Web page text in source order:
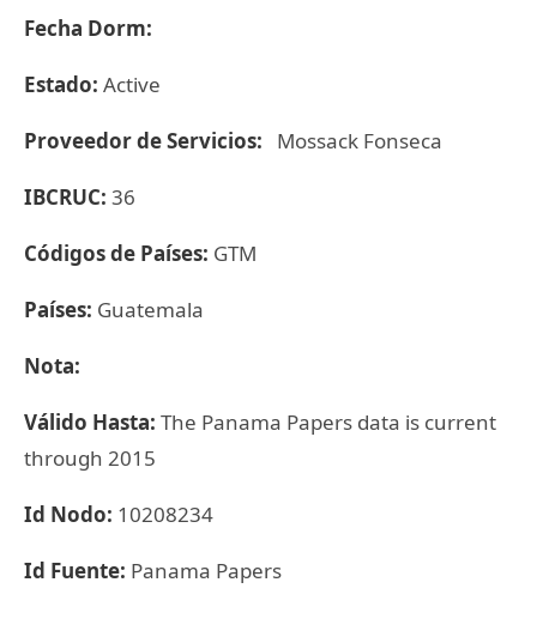
Fecha Dorm:
Estado: Active
Proveedor de Servicios: Mossack Fonseca
IBCRUC: 36
Códigos de Países: GTM
Países: Guatemala
Nota:
Válido Hasta: The Panama Papers data is current
through 2015
Id Nodo: 10208234
Id Fuente: Panama Papers